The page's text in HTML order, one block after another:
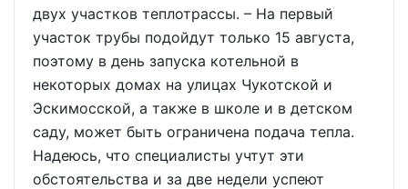
двух участков теплотрассы. – На первый
участок трубы подойдут только 15 августа,
поэтому в день запуска котельной в
некоторых домах на улицах Чукотской и
Эскимосской, а также в школе и в детском
саду, может быть ограничена подача тепла.
Надеюсь, что специалисты учтут эти
обстоятельства и за две недели успеют